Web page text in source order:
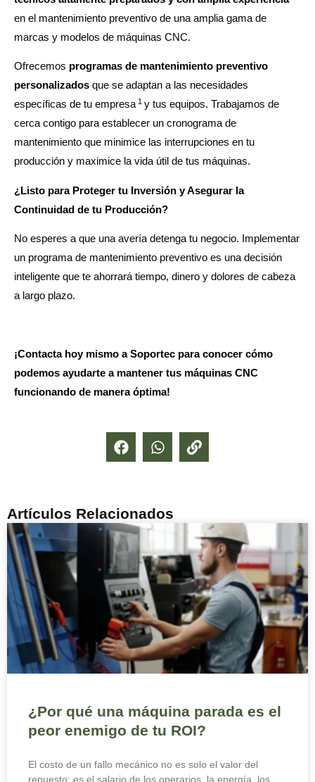
en el mantenimiento preventivo de una amplia gama de
marcas y modelos de máquinas CNC.
Ofrecemos programas de mantenimiento preventivo
personalizados que se adaptan a las necesidades
específicas de tu empresa 1 y tus equipos. Trabajamos de
cerca contigo para establecer un cronograma de
mantenimiento que minimice las interrupciones en tu
producción y maximice la vida útil de tus máquinas.
¿Listo para Proteger tu Inversión y Asegurar la
Continuidad de tu Producción?
No esperes a que una avería detenga tu negocio. Implementar
un programa de mantenimiento preventivo es una decisión
inteligente que te ahorrará tiempo, dinero y dolores de cabeza
a largo plazo.
¡Contacta hoy mismo a Soportec para conocer cómo
podemos ayudarte a mantener tus máquinas CNC
funcionando de manera óptima!
Artículos Relacionados
¿Por qué una máquina parada es el
peor enemigo de tu ROI?
El costo de un fallo mecánico no es solo el valor del
repuesto; es el salario de los operarios, la energía, los